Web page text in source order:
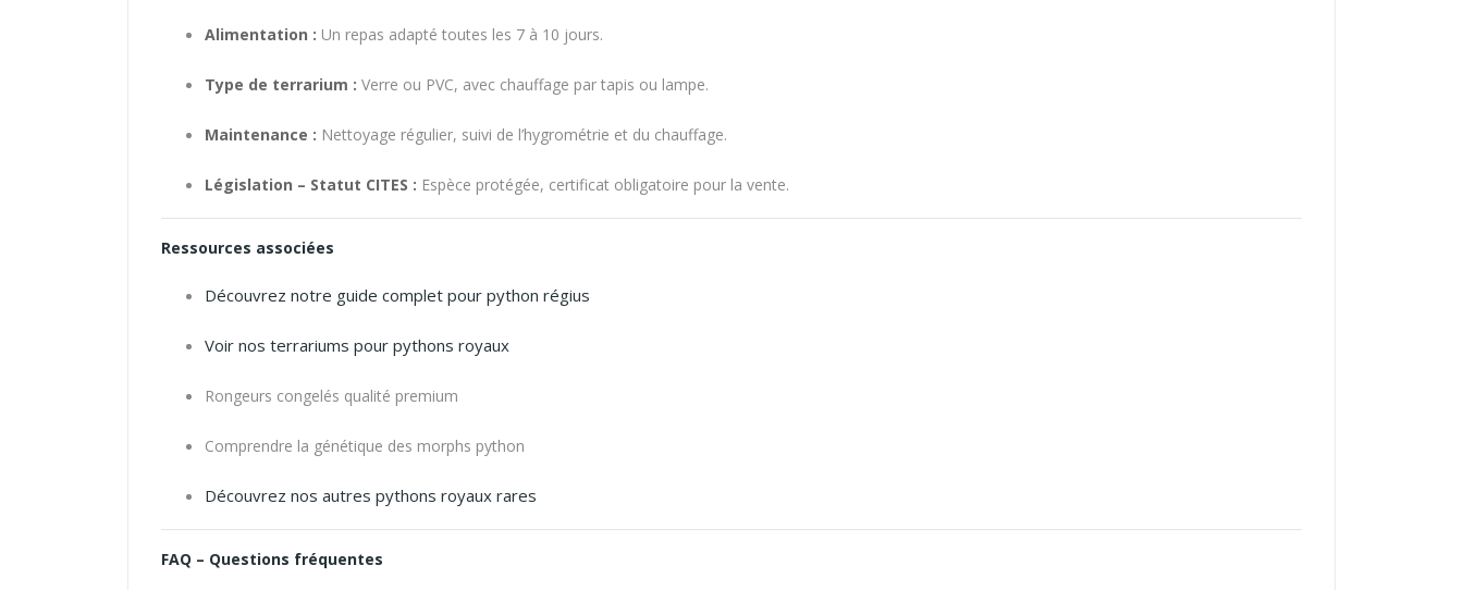
Alimentation : Un repas adapté toutes les 7 à 10 jours.
Type de terrarium : Verre ou PVC, avec chauffage par tapis ou lampe.
Maintenance : Nettoyage régulier, suivi de l’hygrométrie et du chauffage.
Législation – Statut CITES : Espèce protégée, certificat obligatoire pour la vente.
Ressources associées
Découvrez notre guide complet pour python régius
Voir nos terrariums pour pythons royaux
Rongeurs congelés qualité premium
Comprendre la génétique des morphs python
Découvrez nos autres pythons royaux rares
FAQ – Questions fréquentes